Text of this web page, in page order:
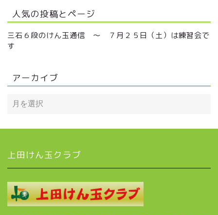
人気の投稿とページ
三石６段のけん玉通信 ～ ７月２５日（土）は練習会で
す
アーカイブ
上田けん玉クラブ